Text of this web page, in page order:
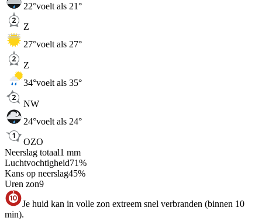
22°voelt als 21°
Z
27°voelt als 27°
Z
34°voelt als 35°
NW
24°voelt als 24°
OZO
Neerslag totaal1 mm
Luchtvochtigheid71%
Kans op neerslag45%
Uren zon9
Je huid kan in volle zon extreem snel verbranden (binnen 10
min).